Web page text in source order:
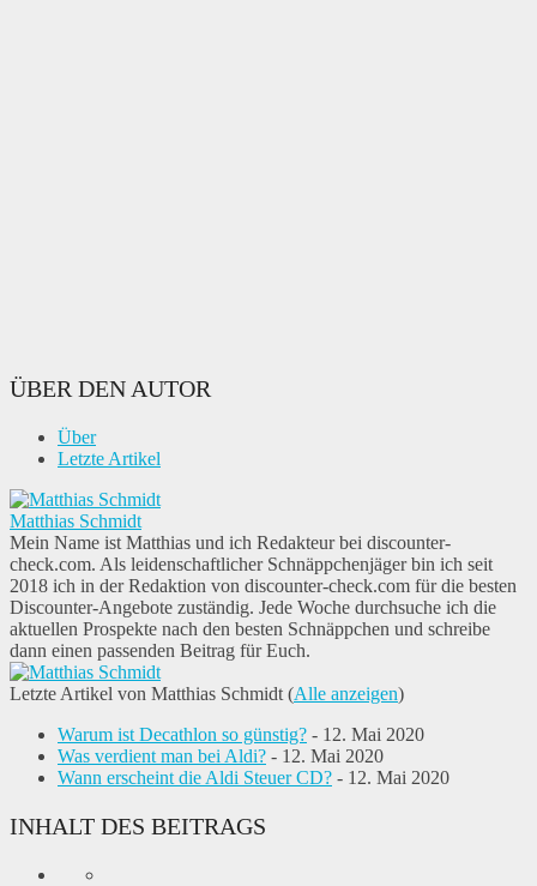
ÜBER DEN AUTOR
Über
Letzte Artikel
Matthias Schmidt
Mein Name ist Matthias und ich Redakteur bei discounter-
check.com. Als leidenschaftlicher Schnäppchenjäger bin ich seit
2018 ich in der Redaktion von discounter-check.com für die besten
Discounter-Angebote zuständig. Jede Woche durchsuche ich die
aktuellen Prospekte nach den besten Schnäppchen und schreibe
dann einen passenden Beitrag für Euch.
Letzte Artikel von Matthias Schmidt (Alle anzeigen)
Warum ist Decathlon so günstig? - 12. Mai 2020
Was verdient man bei Aldi? - 12. Mai 2020
Wann erscheint die Aldi Steuer CD? - 12. Mai 2020
INHALT DES BEITRAGS